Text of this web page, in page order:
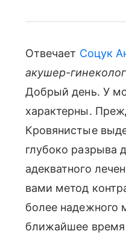
Отвечает Соцук
акушер-гинеколог
Добрый день. У
характерны.
Кровянистые
глубоко разрыва
адекватного
вами метод
более надежного
ближайшее